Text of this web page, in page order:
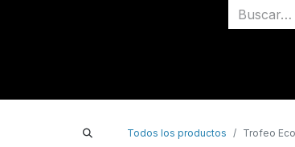
Todos los productos Trofeo